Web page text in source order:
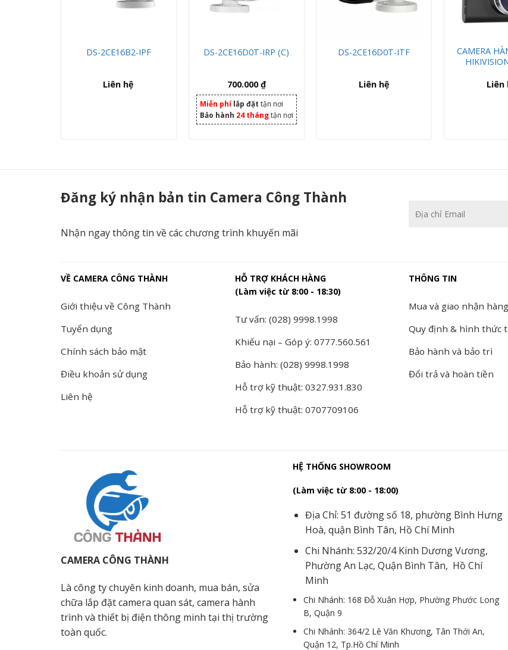
DS-2CE16B2-IPF
Liên hệ
DS-2CE16D0T-IRP (C)
700.000₫
Miễn phí lắp đặt tận nơi
Bảo hành 24 thángtận nơi
DS-2CE16D0T-ITF
Liên hệ
CAMERA
Liên
Đăng ký nhận bản tin Camera Công Thành
Nhận ngay thông tin về các chương trình khuyến mãi
VỀ CAMERA CÔNG THÀNH
Giới thiệu về Công Thành
Tuyển dụng
Chính sách bảo mật
Điều khoản sử dụng
Liên hệ
HỖ TRỢ KHÁCH HÀNG
(Làm việc từ 8:00 - 18:30)
Tư vấn: (028) 9998.1998
Khiếu nại – Góp ý: 0777.560.561
Bảo hành: (028) 9998.1998
Hỗ trợ kỹ thuật: 0327.931.830
Hỗ trợ kỹ thuật: 0707709106
THÔNG TIN
Mua và giao nhận hàng
Quy định & hình thức
Bảo hành và bảo trì
Đổi trả và hoàn tiền
CAMERA CÔNG THÀNH
Là công ty chuyên kinh doanh, mua bán, sửa
chữa lắp đặt camera quan sát, camera hành
trình và thiết bị điện thông minh tại thị trường
toàn quốc.
HỆ THỐNG SHOWROOM
(Làm việc từ 8:00 - 18:00)
Địa Chỉ: 51 đường số 18, phường Bình Hưng
Hoà, quận Bình Tân, Hồ Chí Minh
Chi Nhánh: 532/20/4 Kinh Dương Vương,
Phường An Lạc, Quận Bình Tân, Hồ Chí
Minh
Chi Nhánh: 168 Đỗ Xuân Hợp, Phường Phước Long
B, Quận 9
Chi Nhánh: 364/2 Lê Văn Khương, Tân Thới An,
Quận 12, Tp.Hồ Chí Minh